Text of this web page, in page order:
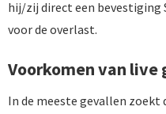
hij/zij direct een bevestiging
voor de overlast.
Voorkomen van live
In de meeste gevallen